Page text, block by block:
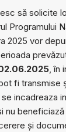
să solicite
Programului
2025 vor
, în
fi transmise
incadreaza
nu
și